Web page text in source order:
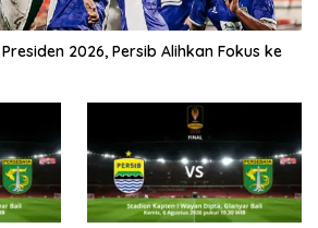
2026, Persib Alihkan Fokus ke